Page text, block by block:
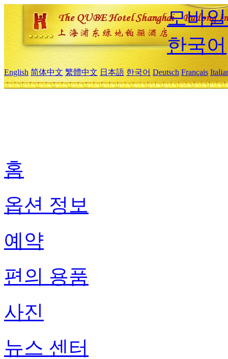
모바
한국어
English 简体中文 繁體中文 日本語 한국어 Deutsch Français
홈
옵션 정보
예약
편의 용품
사진
뉴스 센터